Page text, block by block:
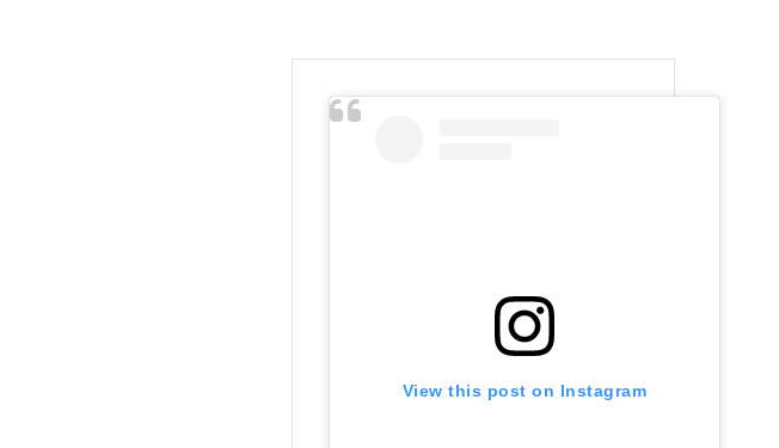
View this post on Instagram